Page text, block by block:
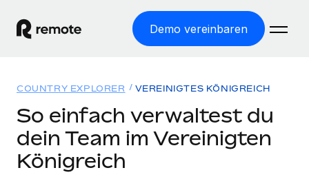
Demo vereinbaren
WELTWEITE BESCHÄFTIGUNG
Globale Payroll
Lösungen
WELTWEITE ABDECKUNG
Ressourcen
COUNTRY EXPLORER VEREINIGTES KÖNIGREICH
So einfach verwaltest du
dein Team im Vereinigten
Königreich